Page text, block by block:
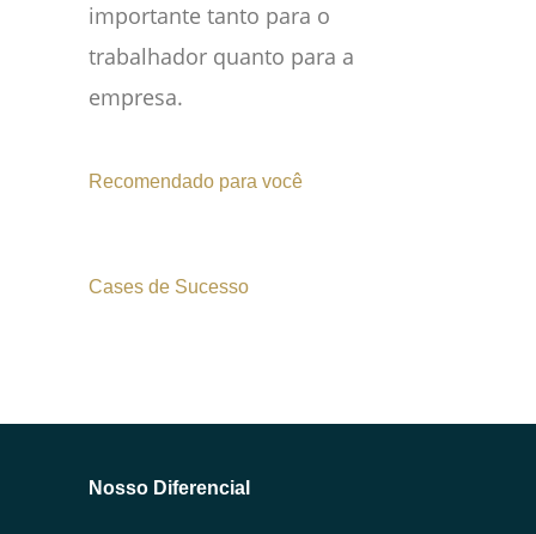
importante tanto para o
trabalhador quanto para a
empresa.
Recomendado para você
Cases de Sucesso
Nosso Diferencial